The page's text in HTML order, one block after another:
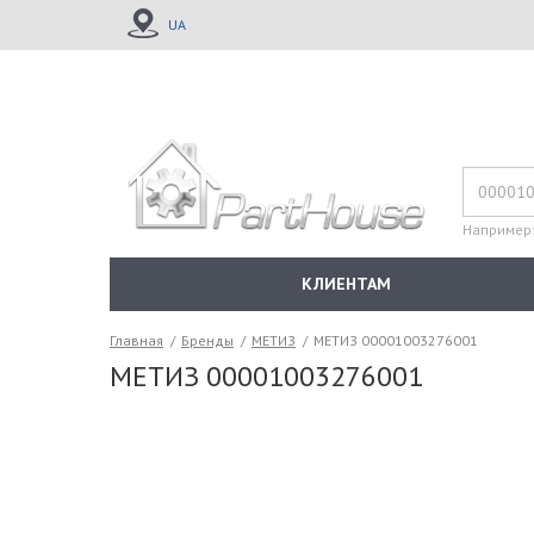
UA
Например:
КЛИЕНТАМ
Главная / Бренды / МЕТИЗ / МЕТИЗ 00001003276001
МЕТИЗ 00001003276001